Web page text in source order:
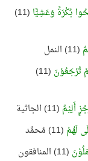
بُكْرَةً وَعَشِيًّا
(11)
(11) النمل
تُرْجَعُوْنَ
(11)
أَلِيْمٌ (11) الجاثية
لَهُمْ (11) مُحمَّد
(11) المنافقون